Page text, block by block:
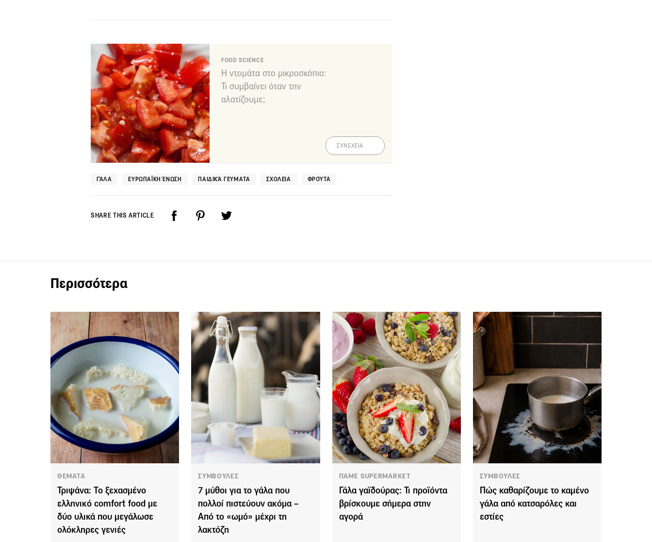
FOOD SCIENCE
Η ντομάτα στο μικροσκόπιο:
Τι συμβαίνει όταν την
αλατίζουμε;
ΣΥΝΕΧΕΙΑ
ΓΆΛΑ ΕΥΡΩΠΑΪΚΉ ΈΝΩΣΗ ΠΑΙΔΙΚΆ ΓΕΎΜΑΤΑ ΣΧΟΛΕΊΑ ΦΡΟΎΤΑ
SHARE THIS ARTICLE
Περισσότερα
ΘΕΜΑΤΑ
Τριψάνα: Το ξεχασμένο
ελληνικό comfort food με
δύο υλικά που μεγάλωσε
ολόκληρες γενιές
ΣΥΜΒΟΥΛΕΣ
7 μύθοι για το γάλα που
πολλοί πιστεύουν ακόμα –
Από το «ωμό» μέχρι τη
λακτόζη
ΠΑΜΕ SUPERMARKET
Γάλα γαϊδούρας: Τι προϊόντα
βρίσκουμε σήμερα στην
αγορά
ΣΥΜΒΟΥΛΕΣ
Πώς καθαρίζουμε το καμένο
γάλα από κατσαρόλες και
εστίες